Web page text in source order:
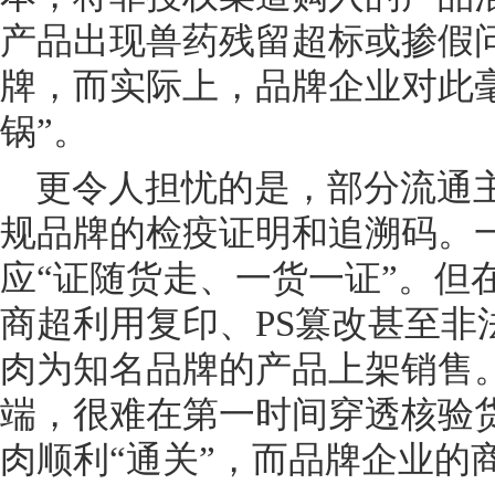
产品出现兽药残留超标或掺假
牌，而实际上，品牌企业对此
锅”。
更令人担忧的是，部分流通
规品牌的检疫证明和追溯码。
应“证随货走、一货一证”。但
商超利用复印、PS篡改甚至
肉为知名品牌的产品上架销售
端，很难在第一时间穿透核验
肉顺利“通关”，而品牌企业的